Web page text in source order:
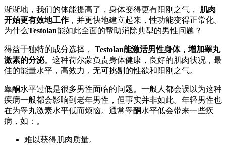
渐渐地，我们的体能提高了，身体变得更有阳刚之气，
肌肉
开始更有效地工作，并更快地建立起来，性功能变得正常化。
为什么Testolan能如此全面的帮助消除典型的男性问题？
得益于独特的成分选择，
Testolan能激活男性身体，增加睾丸
激素的分泌。这种荷尔蒙负责身体健康，良好的肌肉状况，最
佳的能量水平，高效力，无可挑剔的性欲和阳刚之气。
睾酮水平过低是很多男性面临的问题。一般人都会误以为这种
疾病一般都会影响到老年男性，但事实并非如此。年轻男性也
在为睾丸激素水平低而烦恼。通常睾酮水平低会带来一些疾
病，如：。
难以获得肌肉质量。